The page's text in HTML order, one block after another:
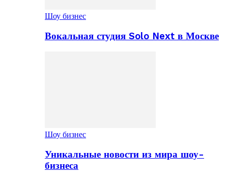
Шоу бизнес
Вокальная студия Solo Next в Москве
Шоу бизнес
Уникальные новости из мира шоу-
бизнеса